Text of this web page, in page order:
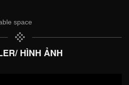
space
HÌNH ẢNH